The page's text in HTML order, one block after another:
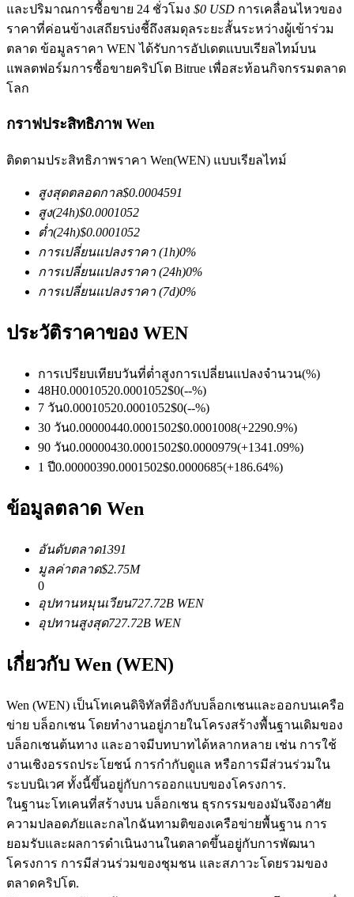
ฟิวเจอร์สสกุลเงินดิจิทัล
TradFi
อนุพันธ์ของหุ้น ฟอเร็กซ์ โลหะมีค่า และสินค้าโภคภัณฑ์
ฟิวเจอร์ส USDC
ฟิวเจอร์สที่ใช้ USDC เป็นหลักประกัน
คัดลอกการซื้อขาย
เข้าร่วมกับเทรดเดอร์ชั้นนำ
เป็นเทรดเดอร์คัดลอก
เพลิดเพลินกับการแบ่งปันผลกำไรและค่าคอมมิชชั่นการคัด
ลอกการซื้อขาย
และปริมาณการซื้อขาย 24 ชั่วโมง $0 USD การเคลื่อนไหวของ
ราคาที่ค่อนข้างเสถียรบ่งชี้ถึงสมดุลระยะสั้นระหว่างผู้เข้าร่วม
ตลาด ข้อมูลราคา WEN ได้รับการอัปเดตแบบเรียลไทม์บน
แพลตฟอร์มการซื้อขายคริปโต Bitrue เพื่อสะท้อนกิจกรรมตลาด
โลก
กราฟประสิทธิภาพ Wen
ติดตามประสิทธิภาพราคา Wen(WEN) แบบเรียลไทม์
สูงสุดตลอดกาล$0.0004591
สูง(24h)$0.0001052
ต่ำ(24h)$0.0001052
การเปลี่ยนแปลงราคา (1h)0%
การเปลี่ยนแปลงราคา (24h)0%
การเปลี่ยนแปลงราคา (7d)0%
ประวัติราคาของ WEN
การเปรียบเทียบวันที่ต่ำสูงการเปลี่ยนแปลงจำนวน(%)
48H0.00010520.0001052$0(--%)
7 วัน0.00010520.0001052$0(--%)
30 วัน0.00000440.0001502$0.0001008(+2290.9%)
90 วัน0.00000430.0001502$0.0000979(+1341.09%)
1 ปี0.00000390.0001502$0.0000685(+186.64%)
ข้อมูลตลาด Wen
อันดับตลาด1391
มูลค่าตลาด$2.75M
0
อุปทานหมุนเวียน727.72B WEN
อุปทานสูงสุด727.72B WEN
เกี่ยวกับ Wen (WEN)
Wen (WEN) เป็นโทเคนดิจิทัลที่อิงกับบล็อกเชนและออกบนเครือ
ข่าย บล็อกเชน โดยทำงานอยู่ภายในโครงสร้างพื้นฐานเดิมของ
บล็อกเชนต้นทาง และอาจมีบทบาทได้หลากหลาย เช่น การใช้
งานเชิงอรรถประโยชน์ การกำกับดูแล หรือการมีส่วนร่วมใน
ระบบนิเวศ ทั้งนี้ขึ้นอยู่กับการออกแบบของโครงการ.
ในฐานะโทเคนที่สร้างบน บล็อกเชน ธุรกรรมของมันจึงอาศัย
ความปลอดภัยและกลไกฉันทามติของเครือข่ายพื้นฐาน การ
ยอมรับและผลการดำเนินงานในตลาดขึ้นอยู่กับการพัฒนา
โครงการ การมีส่วนร่วมของชุมชน และสภาวะโดยรวมของ
ตลาดคริปโต.